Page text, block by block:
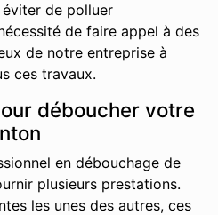
de polluer
de faire appel à des
de notre entreprise à
ces travaux.
déboucher votre
en débouchage de
plusieurs prestations.
les unes des autres, ces